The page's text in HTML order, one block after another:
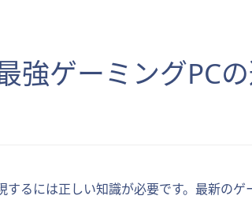
ゲーミングPCの
るには正しい知識が必要です。最新の